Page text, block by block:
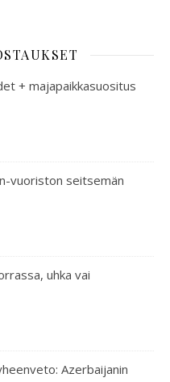
+ majapaikkasuositus
vuoriston seitsemän
uhka vai
Azerbaijanin